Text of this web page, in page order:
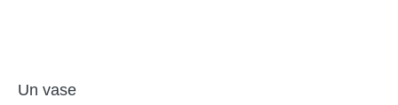
Un vase